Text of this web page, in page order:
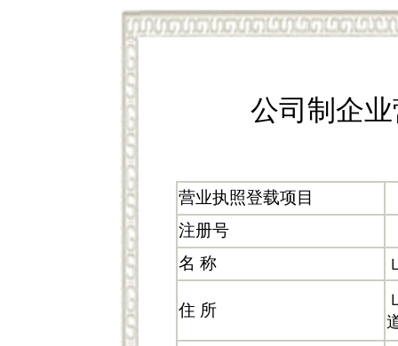
公司制企
营业执照登载项目
注册号
名 称
住 所